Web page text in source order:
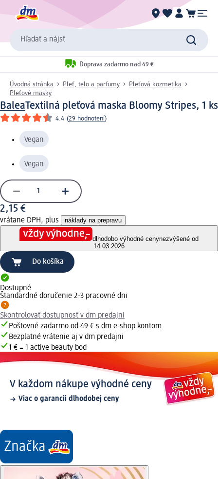
Hľadať a nájsť
Doprava zadarmo nad 49 €
Úvodná stránka Pleť, telo a parfumy
Pleťová kozmetika
Pleťové masky
BaleaTextilná pleťová maska Bloomy Stripes, 1 ks
4.4 (29 hodnotení)
Vegan
Vegan
2,15 €
vrátane DPH, plus náklady na prepravu
dlhodobo výhodné cenynezvýšené od
14.03.2026
Do košíka
Dostupné
Štandardné doručenie 2-3 pracovné dni
Skontrolovať dostupnosť v dm predajni
Poštovné zadarmo od 49 € s dm e-shop kontom
Bezplatné vrátenie aj v dm predajni
1 € = 1 active beauty bod
V každom nákupe výhodné ceny
Viac o garancii dlhodobej ceny